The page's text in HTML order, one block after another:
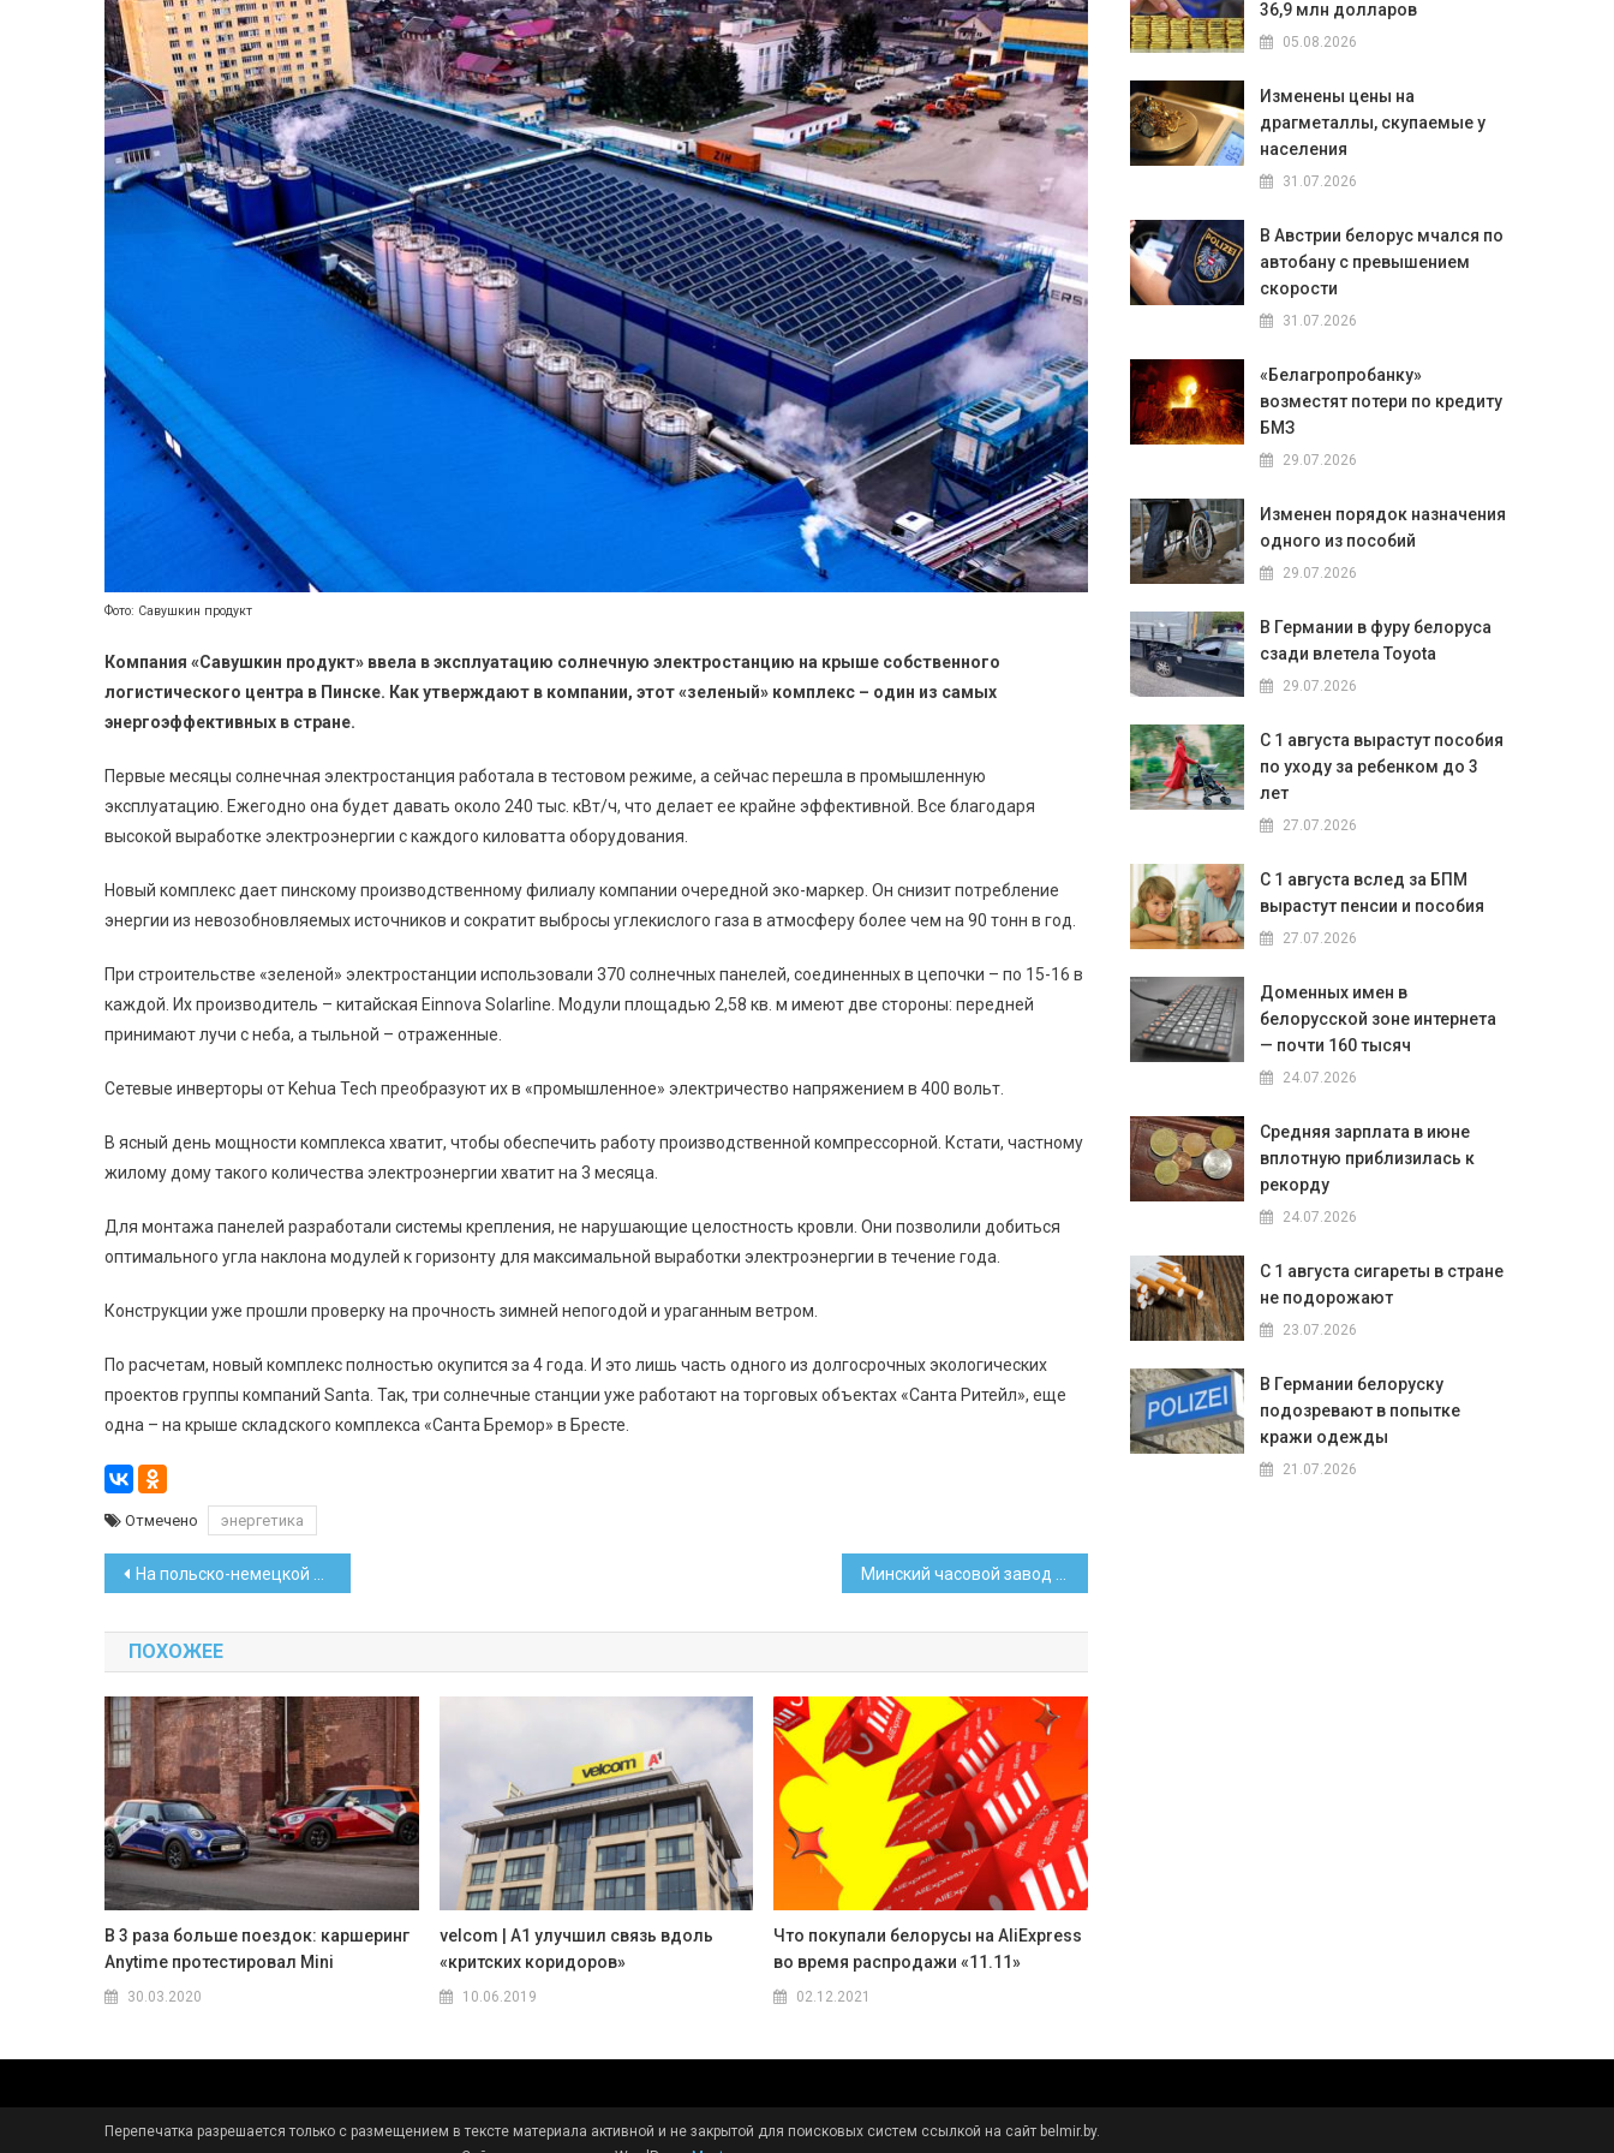
Фото: Савушкин продукт
Компания «Савушкин продукт» ввела в эксплуатацию солнечную электростанцию на крыше собственного
логистического центра в Пинске. Как утверждают в компании, этот «зеленый» комплекс – один из самых
энергоэффективных в стране.
Первые месяцы солнечная электростанция работала в тестовом режиме, а сейчас перешла в промышленную
эксплуатацию. Ежегодно она будет давать около 240 тыс. кВт/ч, что делает ее крайне эффективной. Все благодаря
высокой выработке электроэнергии с каждого киловатта оборудования.
Новый комплекс дает пинскому производственному филиалу компании очередной эко-маркер. Он снизит потребление
энергии из невозобновляемых источников и сократит выбросы углекислого газа в атмосферу более чем на 90 тонн в год.
При строительстве «зеленой» электростанции использовали 370 солнечных панелей, соединенных в цепочки – по 15-16 в
каждой. Их производитель – китайская Einnova Solarline. Модули площадью 2,58 кв. м имеют две стороны: передней
принимают лучи с неба, а тыльной – отраженные.
Сетевые инверторы от Kehua Tech преобразуют их в «промышленное» электричество напряжением в 400 вольт.
В ясный день мощности комплекса хватит, чтобы обеспечить работу производственной компрессорной. Кстати, частному
жилому дому такого количества электроэнергии хватит на 3 месяца.
Для монтажа панелей разработали системы крепления, не нарушающие целостность кровли. Они позволили добиться
оптимального угла наклона модулей к горизонту для максимальной выработки электроэнергии в течение года.
Конструкции уже прошли проверку на прочность зимней непогодой и ураганным ветром.
По расчетам, новый комплекс полностью окупится за 4 года. И это лишь часть одного из долгосрочных экологических
проектов группы компаний Santa. Так, три солнечные станции уже работают на торговых объектах «Санта Ритейл», еще
одна – на крыше складского комплекса «Санта Бремор» в Бресте.
Отмечено энергетика
Навигация
по
записям
На польско-немецкой границе за перевозку нелегалов задержан белорус Минский часовой завод выпустил коллекцию часов в честь Паца-Вацы
ПОХОЖЕЕ
В 3 раза больше поездок: каршеринг
Anytime протестировал Mini
30.03.2020
velcom | A1 улучшил связь вдоль
«критских коридоров»
10.06.2019
Что покупали белорусы на AliExpress
во время распродажи «11.11»
02.12.2021
36,9 млн долларов
05.08.2026
Изменены цены на
драгметаллы, скупаемые у
населения
31.07.2026
В Австрии белорус мчался по
автобану с превышением
скорости
31.07.2026
«Белагропробанку»
возместят потери по кредиту
БМЗ
29.07.2026
Изменен порядок назначения
одного из пособий
29.07.2026
В Германии в фуру белоруса
сзади влетела Toyota
29.07.2026
С 1 августа вырастут пособия
по уходу за ребенком до 3
лет
27.07.2026
С 1 августа вслед за БПМ
вырастут пенсии и пособия
27.07.2026
Доменных имен в
белорусской зоне интернета
— почти 160 тысяч
24.07.2026
Средняя зарплата в июне
вплотную приблизилась к
рекорду
24.07.2026
С 1 августа сигареты в стране
не подорожают
23.07.2026
В Германии белоруску
подозревают в попытке
кражи одежды
21.07.2026
Перепечатка разрешается только с размещением в тексте материала активной и не закрытой для поисковых систем ссылкой на сайт belmir.by.